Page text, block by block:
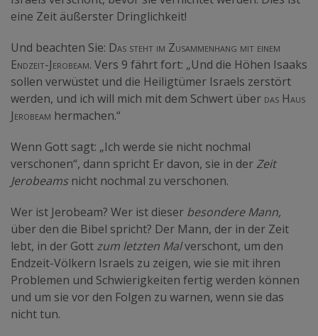
eine Zeit äußerster Dringlichkeit!
Und beachten Sie: Das steht im Zusammenhang mit einem
Endzeit-Jerobeam. Vers 9 fährt fort: „Und die Höhen Isaaks
sollen verwüstet und die Heiligtümer Israels zerstört
werden, und ich will mich mit dem Schwert über das Haus
Jerobeam hermachen.“
Wenn Gott sagt: „Ich werde sie nicht nochmal
verschonen“, dann spricht Er davon, sie in der Zeit
Jerobeamsnicht nochmal zu verschonen.
Wer ist Jerobeam? Wer ist dieser besondere Mann,
über den die Bibel spricht? Der Mann, der in der Zeit
lebt, in der Gott zum letzten Malverschont, um den
Endzeit-Völkern Israels zu zeigen, wie sie mit ihren
Problemen und Schwierigkeiten fertig werden können
und um sie vor den Folgen zu warnen, wenn sie das
nicht tun.